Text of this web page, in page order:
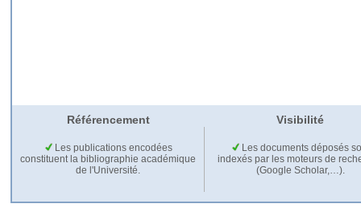
Référencement Visibilité
Les publications encodées
constituent la bibliographie académique
de l'Université.
Les documents déposés
indexés par les moteurs de
(Google Scholar,…).